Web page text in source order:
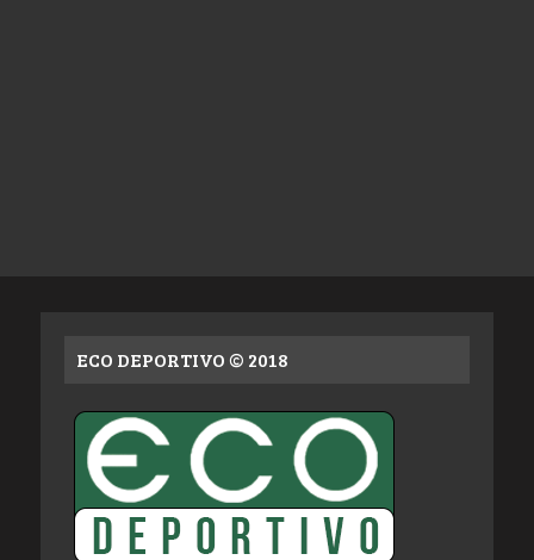
ECO DEPORTIVO © 2018